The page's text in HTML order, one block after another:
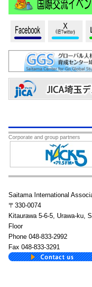
Corporate and group partners
Saitama International
〒330-0074
Kitaurawa 5-6-5, Urawa-ku,
Floor
Phone 048-833-2992
Fax 048-833-3291